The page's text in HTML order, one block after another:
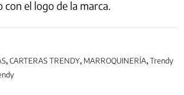
el logo de la marca.
,CARTERAS TRENDY, MARROQUINERÍA,Trendy